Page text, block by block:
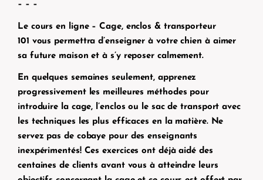
– – –
Le cours en ligne – Cage, enclos & transporteur
101 vous permettra d’enseigner à votre chien à aimer
sa future maison et à s’y reposer calmement.
En quelques semaines seulement, apprenez
progressivement les meilleures méthodes pour
introduire la cage, l’enclos ou le sac de transport avec
les techniques les plus efficaces en la matière. Ne
servez pas de cobaye pour des enseignants
inexpérimentés! Ces exercices ont déjà aidé des
centaines de clients avant vous à atteindre leurs